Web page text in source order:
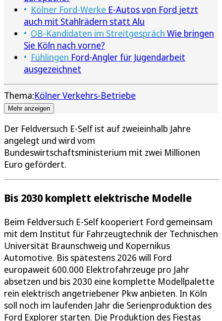
Kölner Ford-Werke E-Autos von Ford jetzt
auch mit Stahlrädern statt Alu
OB-Kandidaten im Streitgespräch Wie bringen
Sie Köln nach vorne?
Fühlingen Ford-Angler für Jugendarbeit
ausgezeichnet
Thema:Kölner Verkehrs-Betriebe
Mehr anzeigen
Der Feldversuch E-Self ist auf zweieinhalb Jahre
angelegt und wird vom
Bundeswirtschaftsministerium mit zwei Millionen
Euro gefördert.
Bis 2030 komplett elektrische Modelle
Beim Feldversuch E-Self kooperiert Ford gemeinsam
mit dem Institut für Fahrzeugtechnik der Technischen
Universität Braunschweig und Kopernikus
Automotive. Bis spätestens 2026 will Ford
europaweit 600.000 Elektrofahrzeuge pro Jahr
absetzen und bis 2030 eine komplette Modellpalette
rein elektrisch angetriebener Pkw anbieten. In Köln
soll noch im laufenden Jahr die Serienproduktion des
Ford Explorer starten. Die Produktion des Fiestas